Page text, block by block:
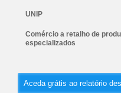
UNIP
Comércio a retalho de
especializados
Aceda grátis ao relatório